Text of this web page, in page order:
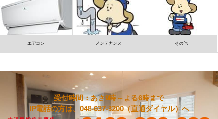
エアコン メンテナンス その他
受付時間：あさ9時～よる6時まで
IP電話の方は、048-637-3200（直通ダイヤル）へ